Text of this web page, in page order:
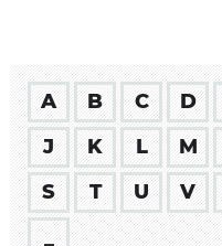
A B C D
J
K L M
S
T U V